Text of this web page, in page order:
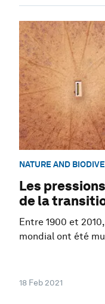
NATURE AND
Les
de la
Entre 1900 et
mondial ont été
18 Feb 2021